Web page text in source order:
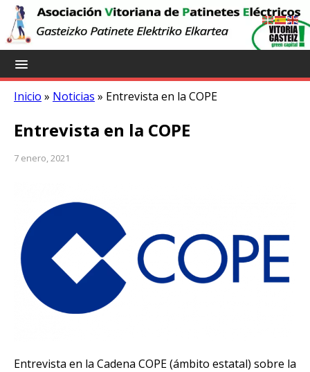
Inicio » Noticias » Entrevista en la COPE
Entrevista en la COPE
7 enero, 2021
Entrevista en la Cadena COPE (ámbito estatal) sobre la